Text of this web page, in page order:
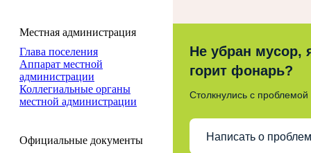
Местная администрация
Глава поселения
Аппарат местной
администрации
Коллегиальные органы
местной администрации
Официальные документы
Не убран мусор,
горит фонарь?
Столкнулись с
Написать о